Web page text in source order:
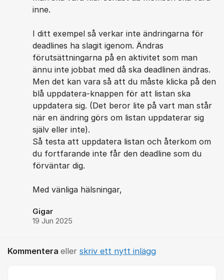
inne.
I ditt exempel så verkar inte ändringarna för
deadlines ha slagit igenom. Ändras
förutsättningarna på en aktivitet som man
ännu inte jobbat med då ska deadlinen ändras.
Men det kan vara så att du måste klicka på den
blå uppdatera-knappen för att listan ska
uppdatera sig. (Det beror lite på vart man står
när en ändring görs om listan uppdaterar sig
själv eller inte).
Så testa att uppdatera listan och återkom om
du fortfarande inte får den deadline som du
förväntar dig.
Med vänliga hälsningar,
Gigar
19 Jun 2025
Kommentera eller skriv ett nytt inlägg